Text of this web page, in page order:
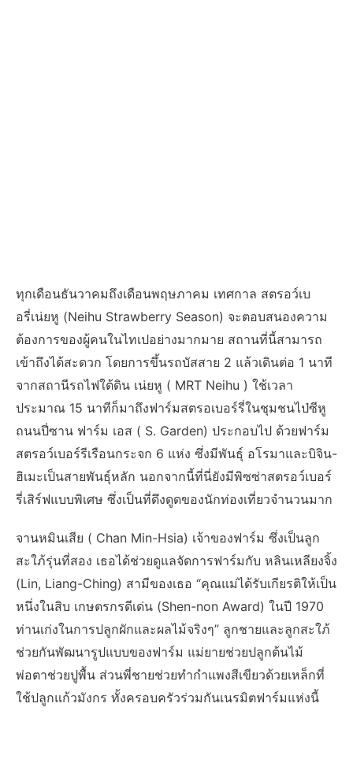
ทุกเดือนธันวาคมถึงเดือนพฤษภาคม เทศกาล สตรอว์เบ
อรี่เน่ยหู (Neihu Strawberry Season) จะตอบสนองความ
ต้องการของผู้คนในไทเปอย่างมากมาย สถานที่นี้สามารถ
เข้าถึงได้สะดวก โดยการขึ้นรถบัสสาย 2 แล้วเดินต่อ 1 นาที
จากสถานีรถไฟใต้ดิน เน่ยหู ( MRT Neihu ) ใช้เวลา
ประมาณ 15 นาทีก็มาถึงฟาร์มสตรอเบอร์รี่ในชุมชนไป่ซีหู
ถนนปี่ซาน ฟาร์ม เอส ( S. Garden) ประกอบไป ด้วยฟาร์ม
สตรอว์เบอร์รีเรือนกระจก 6 แห่ง ซึ่งมีพันธุ์ อโรมาและบิจิน-
ฮิเมะเป็นสายพันธุ์หลัก นอกจากนี้ที่นี่ยังมีพิซซ่าสตรอว์เบอร์
รี่เสิร์ฟแบบพิเศษ ซึ่งเป็นที่ดึงดูดของนักท่องเที่ยวจำนวนมาก
จานหมินเสีย ( Chan Min-Hsia) เจ้าของฟาร์ม ซึ่งเป็นลูก
สะใภ้รุ่นที่สอง เธอได้ช่วยดูแลจัดการฟาร์มกับ หลินเหลียงจิ้ง
(Lin, Liang-Ching) สามีของเธอ “คุณแม่ได้รับเกียรติให้เป็น
หนึ่งในสิบ เกษตรกรดีเด่น (Shen-non Award) ในปี 1970
ท่านเก่งในการปลูกผักและผลไม้จริงๆ” ลูกชายและลูกสะใภ้
ช่วยกันพัฒนารูปแบบของฟาร์ม แม่ยายช่วยปลูกต้นไม้
พ่อตาช่วยปูพื้น ส่วนพี่ชายช่วยทำกำแพงสีเขียวด้วยเหล็กที่
ใช้ปลูกแก้วมังกร ทั้งครอบครัวร่วมกันเนรมิตฟาร์มแห่งนี้